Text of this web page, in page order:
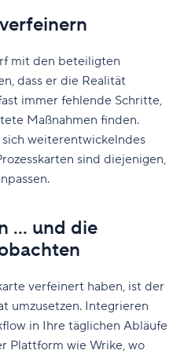
mit den beteiligten
dass er die Realität
immer fehlende Schritte,
Maßnahmen finden.
weiterentwickelndes
sind diejenigen,
... und die
verfeinert haben, ist der
umzusetzen. Integrieren
in Ihre täglichen Abläufe
Plattform wie Wrike, wo